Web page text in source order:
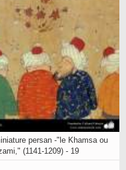
persan -"le Khamsa ou
(1141-1209) - 19